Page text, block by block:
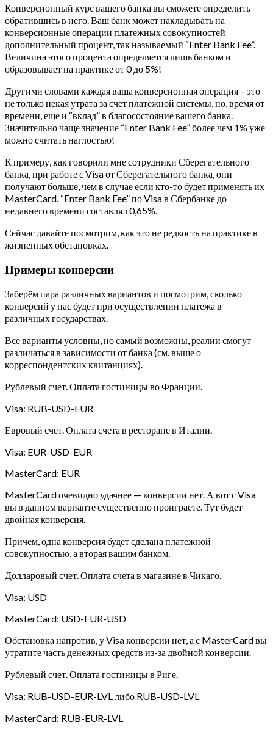
Конверсионный курс вашего банка вы сможете определить
обратившись в него. Ваш банк может накладывать на
конверсионные операции платежных совокупностей
дополнительный процент, так называемый “Enter Bank Fee”.
Величина этого процента определяется лишь банком и
образовывает на практике от 0 до 5%!
Другими словами каждая ваша конверсионная операция – это
не только некая утрата за счет платежной системы, но, время от
времени, еще и “вклад” в благосостояние вашего банка.
Значительно чаще значение “Enter Bank Fee” более чем 1% уже
можно считать наглостью!
К примеру, как говорили мне сотрудники Сберегательного
банка, при работе с Visa от Сберегательного банка, они
получают больше, чем в случае если кто-то будет применять их
MasterCard. “Enter Bank Fee” по Visa в Сбербанке до
недавнего времени составлял 0,65%.
Сейчас давайте посмотрим, как это не редкость на практике в
жизненных обстановках.
Примеры конверсии
Заберём пара различных вариантов и посмотрим, сколько
конверсий у нас будет при осуществлении платежа в
различных государствах.
Все варианты условны, но самый возможны, реалии смогут
различаться в зависимости от банка (см. выше о
корреспондентских квитанциях).
Рублевый счет. Оплата гостиницы во Франции.
Visa: RUB-USD-EUR
Евровый счет. Оплата счета в ресторане в Италии.
Visa: EUR-USD-EUR
MasterCard: EUR
MasterCard очевидно удачнее — конверсии нет. А вот с Visa
вы в данном варианте существенно проиграете. Тут будет
двойная конверсия.
Причем, одна конверсия будет сделана платежной
совокупностью, а вторая вашим банком.
Долларовый счет. Оплата счета в магазине в Чикаго.
Visa: USD
MasterCard: USD-EUR-USD
Обстановка напротив, у Visa конверсии нет, а с MasterCard вы
утратите часть денежных средств из-за двойной конверсии.
Рублевый счет. Оплата гостиницы в Риге.
Visa: RUB-USD-EUR-LVL либо RUB-USD-LVL
MasterCard: RUB-EUR-LVL